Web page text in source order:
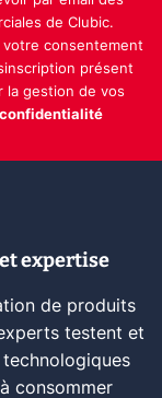
de Clubic.
votre consentement
présent
la gestion de vos
expertise
de produits
testent et
consommer